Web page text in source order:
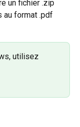
un fichier .zip
au format .pdf
utilisez